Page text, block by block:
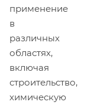
применение
в
различных
областях,
включая
строительство,
химическую